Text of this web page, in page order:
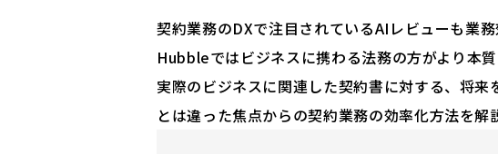
契約業務のDXで注目されているAIレビューも業
Hubbleではビジネスに携わる法務の方がより本
実際のビジネスに関連した契約書に対する、将
とは違った焦点からの契約業務の効率化方法を解